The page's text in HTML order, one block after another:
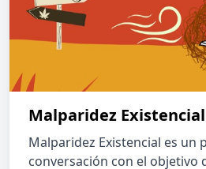
Malparidez
Malparidez Existencial es un
conversación con el objetivo